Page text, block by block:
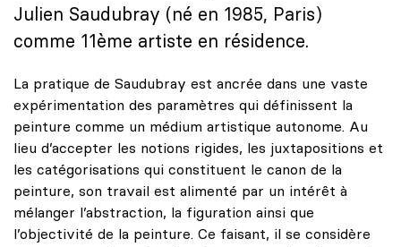
Julien Saudubray (né en 1985, Paris)
comme 11ème artiste en résidence.
La pratique de Saudubray est ancrée dans une vaste
expérimentation des paramètres qui définissent la
peinture comme un médium artistique autonome. Au
lieu d’accepter les notions rigides, les juxtapositions et
les catégorisations qui constituent le canon de la
peinture, son travail est alimenté par un intérêt à
mélanger l’abstraction, la figuration ainsi que
l’objectivité de la peinture. Ce faisant, il se considère